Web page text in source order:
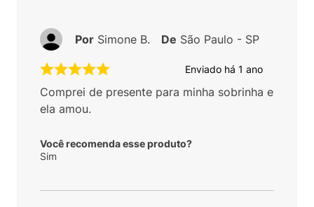
Enviado há 1 ano
Comprei de presente para minha sobrinha e
ela amou.
Você recomenda esse produto?
Sim
Por Simone B. De São Paulo - SP